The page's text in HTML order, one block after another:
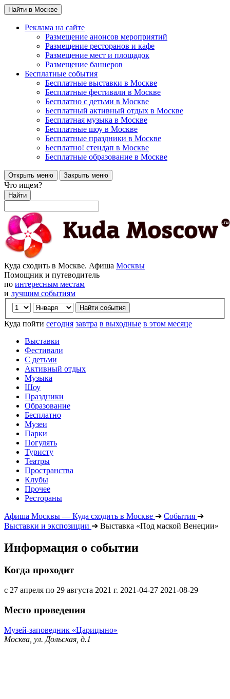
Найти в Москве
Реклама на сайте
Размещение анонсов мероприятий
Размещение ресторанов и кафе
Размещение мест и площадок
Размещение баннеров
Бесплатные события
Бесплатные выставки в Москве
Бесплатные фестивали в Москве
Бесплатно с детьми в Москве
Бесплатный активный отдых в Москве
Бесплатная музыка в Москве
Бесплатные шоу в Москве
Бесплатные праздники в Москве
Бесплатно! стендап в Москве
Бесплатные образование в Москве
Открыть меню Закрыть меню
Что ищем?
Найти
Куда сходить в Москве. Афиша Москвы
Помощник и путеводитель
по интересным местам
и лучшим событиям
Куда пойти сегодня завтра в выходные в этом месяце
Выставки
Фестивали
С детьми
Активный отдых
Музыка
Шоу
Праздники
Образование
Бесплатно
Музеи
Парки
Погулять
Туристу
Театры
Пространства
Клубы
Прочее
Рестораны
Афиша Москвы — Куда сходить в Москве ➔ События ➔
Выставки и экспозиции ➔ Выставка «Под маской Венеции»
Информация о событии
Когда проходит
с 27 апреля по 29 августа 2021 г. 2021-04-27 2021-08-29
Место проведения
Музей-заповедник «Царицыно»
Москва, ул. Дольская, д.1